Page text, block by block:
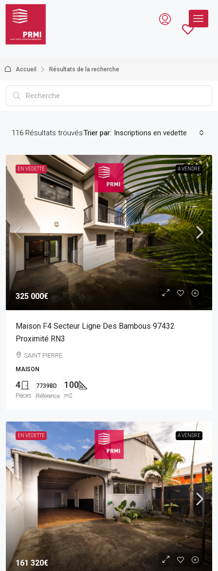
Accueil Résultats de la recherche
116 Résultats trouvésTrier par: Inscriptions en vedette
EN VEDETTE A VENDRE
325 000€
Maison F4 Secteur Ligne Des Bambous 97432
Proximité RN3
SAINT PIERRE
MAISON
4
Pièces
7739BD
Référence
100
m2
EN VEDETTE A VENDRE
161 320€